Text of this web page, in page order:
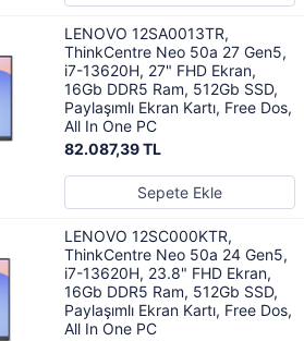
LENOVO 12SA0013TR,
ThinkCentre Neo 50a 27 Gen5,
i7-13620H, 27" FHD Ekran,
16Gb DDR5 Ram, 512Gb SSD,
Paylaşımlı Ekran Kartı, Free Dos,
All In One PC
82.087,39 TL
Sepete Ekle
LENOVO 12SC000KTR,
ThinkCentre Neo 50a 24 Gen5,
i7-13620H, 23.8" FHD Ekran,
16Gb DDR5 Ram, 512Gb SSD,
Paylaşımlı Ekran Kartı, Free Dos,
All In One PC